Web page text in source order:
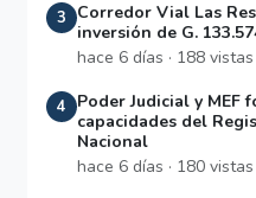
3
Corredor Vial Las
inversión de G.
hace 6 días · 188 vistas
4
Poder Judicial y MEF
capacidades del
Nacional
hace 6 días · 180 vistas